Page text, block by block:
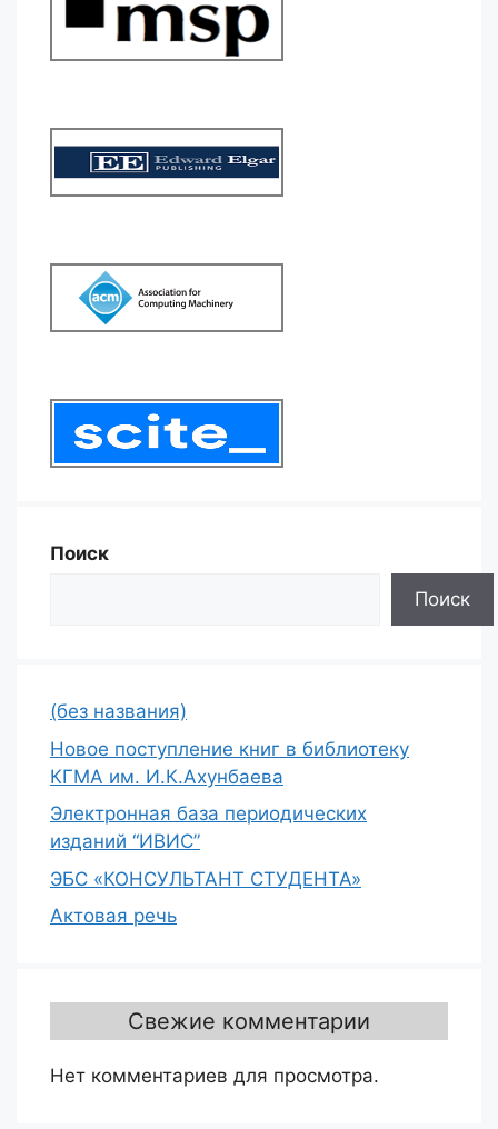
Поиск
Поиск
(без названия)
Новое поступление книг в библиотеку
КГМА им. И.К.Ахунбаева
Электронная база периодических
изданий “ИВИС”
ЭБС «КОНСУЛЬТАНТ СТУДЕНТА»
Актовая речь
Свежие комментарии
Нет комментариев для просмотра.